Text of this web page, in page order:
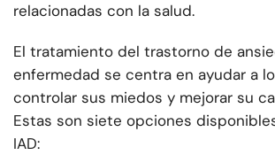
relacionadas con la salud.
El tratamiento del trastorno de
enfermedad se centra en ayudar a
controlar sus miedos y mejorar su
Estas son siete opciones
IAD: